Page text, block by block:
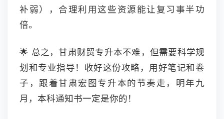
补弱），合理利用这些资源能让复习事半功
倍。
🌟 总之，甘肃财贸专升本不难，但需要科学规
划和专业指导！收好这份攻略，用好笔记和卷
子，跟着甘肃宏图专升本的节奏走，明年九
月，本科通知书一定是你的！